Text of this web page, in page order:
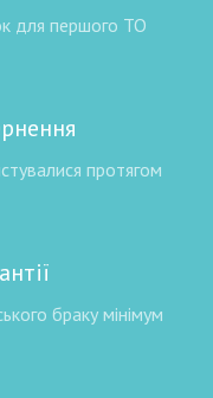
для першого ТО
протягом
браку мінімум